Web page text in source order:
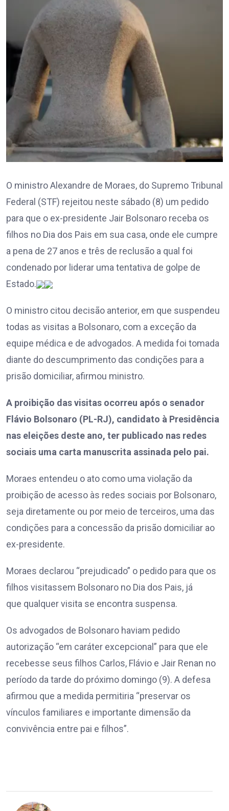
O ministro Alexandre de Moraes, do Supremo Tribunal
Federal (STF) rejeitou neste sábado (8) um pedido
para que o ex-presidente Jair Bolsonaro receba os
filhos no Dia dos Pais em sua casa, onde ele cumpre
a pena de 27 anos e três de reclusão a qual foi
condenado por liderar uma tentativa de golpe de
Estado.
O ministro citou decisão anterior, em que suspendeu
todas as visitas a Bolsonaro, com a exceção da
equipe médica e de advogados. A medida foi tomada
diante do descumprimento das condições para a
prisão domiciliar, afirmou ministro.
A proibição das visitas ocorreu após o senador
Flávio Bolsonaro (PL-RJ), candidato à Presidência
nas eleições deste ano, ter publicado nas redes
sociais uma carta manuscrita assinada pelo pai.
Moraes entendeu o ato como uma violação da
proibição de acesso às redes sociais por Bolsonaro,
seja diretamente ou por meio de terceiros, uma das
condições para a concessão da prisão domiciliar ao
ex-presidente.
Moraes declarou “prejudicado” o pedido para que os
filhos visitassem Bolsonaro no Dia dos Pais, já
que qualquer visita se encontra suspensa.
Os advogados de Bolsonaro haviam pedido
autorização “em caráter excepcional” para que ele
recebesse seus filhos Carlos, Flávio e Jair Renan no
período da tarde do próximo domingo (9). A defesa
afirmou que a medida permitiria “preservar os
vínculos familiares e importante dimensão da
convivência entre pai e filhos”.